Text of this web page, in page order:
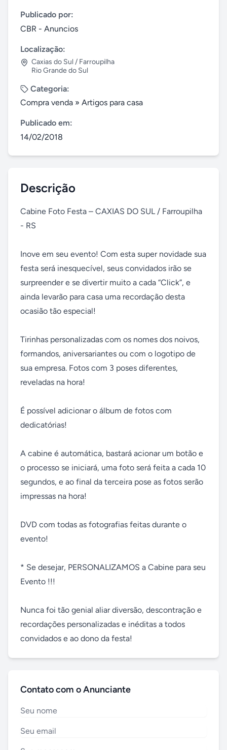
Publicado por:
CBR - Anuncios
Localização:
Caxias do Sul / Farroupilha
Rio Grande do Sul
Categoria:
Compra venda » Artigos para casa
Publicado em:
14/02/2018
Descrição
Cabine Foto Festa – CAXIAS DO SUL / Farroupilha
- RS
Inove em seu evento! Com esta super novidade sua
festa será inesquecível, seus convidados irão se
surpreender e se divertir muito a cada “Click”, e
ainda levarão para casa uma recordação desta
ocasião tão especial!
Tirinhas personalizadas com os nomes dos noivos,
formandos, aniversariantes ou com o logotipo de
sua empresa. Fotos com 3 poses diferentes,
reveladas na hora!
É possível adicionar o álbum de fotos com
dedicatórias!
A cabine é automática, bastará acionar um botão e
o processo se iniciará, uma foto será feita a cada 10
segundos, e ao final da terceira pose as fotos serão
impressas na hora!
DVD com todas as fotografias feitas durante o
evento!
* Se desejar, PERSONALIZAMOS a Cabine para seu
Evento !!!
Nunca foi tão genial aliar diversão, descontração e
recordações personalizadas e inéditas a todos
convidados e ao dono da festa!
Contato com o Anunciante